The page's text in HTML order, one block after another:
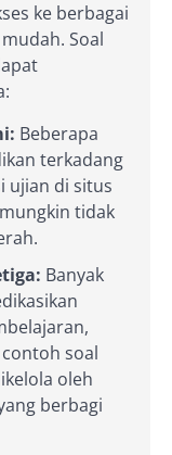
ke berbagai
Soal
Beberapa
terkadang
ujian di situs
tidak
Banyak
soal
oleh
berbagi